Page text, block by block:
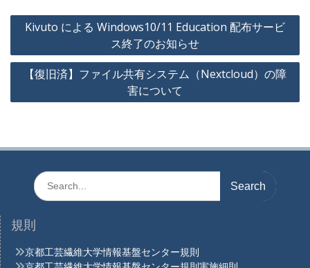
投
ナ
ゲ
Kivuto による Windows10/11 Education 配布サービ
ス終了のお知らせ
【復旧済】ファイル共有システム（Nextcloud）の障
害について
Search
for:
規則
京都工芸繊維大学情報基盤センター規則